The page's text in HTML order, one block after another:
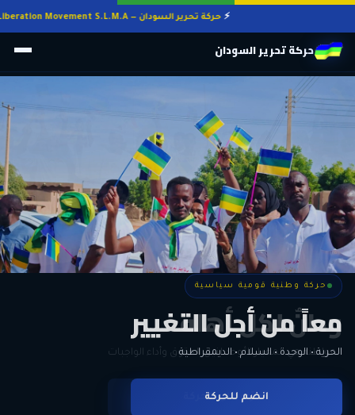
حركة تحرير السودان — Sudan Liberation Movement S.L.M.A
حركة تحرير السودان
حركة وطنية قومية سياسية
وطنٌ لكل أهله
المواطنة هي المعيار الأوحد لنيل الحقوق وأداء الواجبات
تعرّف على الحركة
حركة وطنية قومية سياسية
معاً من أجل التغيير
الحرية • الوحدة • السلام • الديمقراطية
انضم للحركة